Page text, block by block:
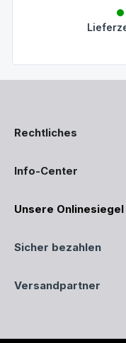
Rechtliches
Info-Center
Unsere Onlinesiegel
Sicher bezahlen
Versandpartner